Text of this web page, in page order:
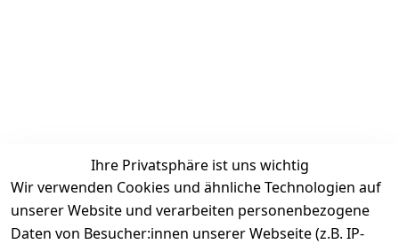
Ihre Privatsphäre ist uns wichtig
Wir verwenden Cookies und ähnliche Technologien auf
unserer Website und verarbeiten personenbezogene
Daten von Besucher:innen unserer Webseite (z.B. IP-